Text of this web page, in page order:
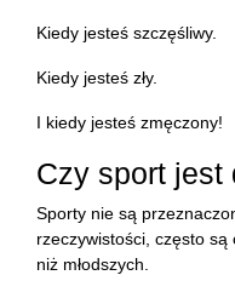
Kiedy jesteś szczęśliwy.
Kiedy jesteś zły.
I kiedy jesteś zmęczony!
Czy sport jest
Sporty nie są
rzeczywistości, często
niż młodszych.